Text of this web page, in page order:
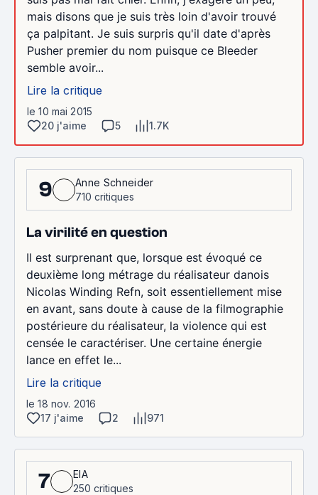
mais disons que je suis très loin d'avoir trouvé
ça palpitant. Je suis surpris qu'il date d'après
Pusher premier du nom puisque ce Bleeder
semble avoir...
Lire la critique
le 10 mai 2015
20 j'aime
5 1.7K
9
Anne Schneider
710 critiques
La virilité en question
Il est surprenant que, lorsque est évoqué ce
deuxième long métrage du réalisateur danois
Nicolas Winding Refn, soit essentiellement mise
en avant, sans doute à cause de la filmographie
postérieure du réalisateur, la violence qui est
censée le caractériser. Une certaine énergie
lance en effet le...
Lire la critique
le 18 nov. 2016
17 j'aime
2 971
7
EIA
250 critiques